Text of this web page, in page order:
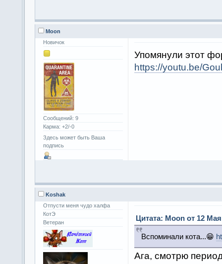
Moon
Новичок
Сообщений: 9
Карма: +2/-0
Здесь может быть Ваша
подпись
Упомянули этот
https://youtu.be/
Koshak
Отпусти меня чудо халфа
КотЭ
Ветеран
Цитата: Moon от 12
Вспоминали кота...😁
Ага, смотрю